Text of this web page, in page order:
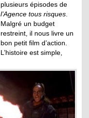
plusieurs épisodes de
l’Agence tous risques.
Malgré un budget
restreint, il nous livre un
bon petit film d’action.
L’histoire est simple,